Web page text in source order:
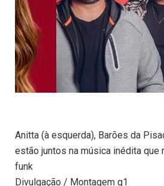
Anitta (à esquerda), Barões da
estão juntos na música inédita
funk
Divulgação / Montagem g1